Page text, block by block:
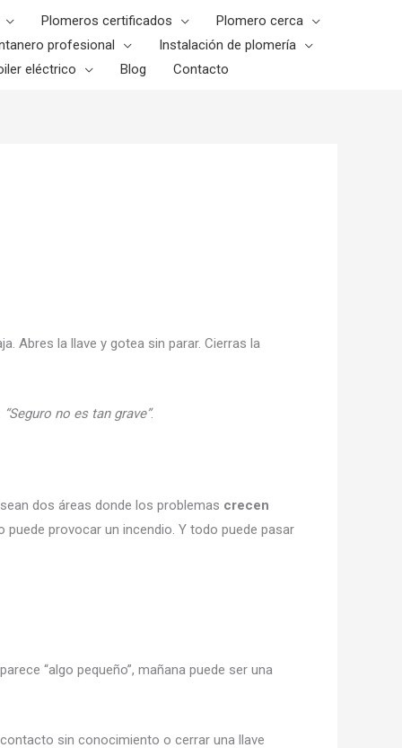
Plomeros certificados
Plomero cerca
profesional
Instalación de plomería
eléctrico Blog Contacto
Abres la llave y gotea sin parar. Cierras la
“Seguro no es tan grave”.
sean dos áreas donde los problemas crecen
puede provocar un incendio. Y todo puede pasar
“algo pequeño”, mañana puede ser una
sin conocimiento o cerrar una llave